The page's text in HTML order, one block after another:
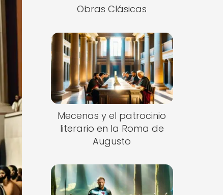
Obras Clásicas
Mecenas y el patrocinio
literario en la Roma de
Augusto